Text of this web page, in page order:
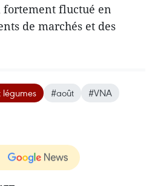
fluctué en
de marchés et des
légumes #août #VNA